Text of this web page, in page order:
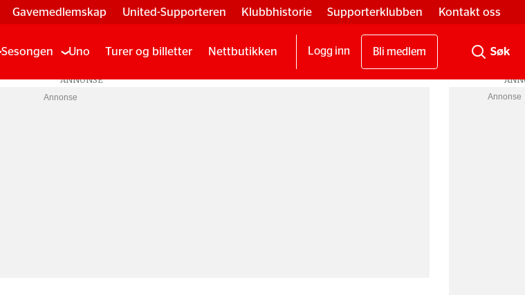
Gavemedlemskap United-Supporteren Klubbhistorie Supporterklubben Kontakt oss
Sesongen Uno Turer og billetter Nettbutikken Logg inn Bli medlem
Annonse Annonse